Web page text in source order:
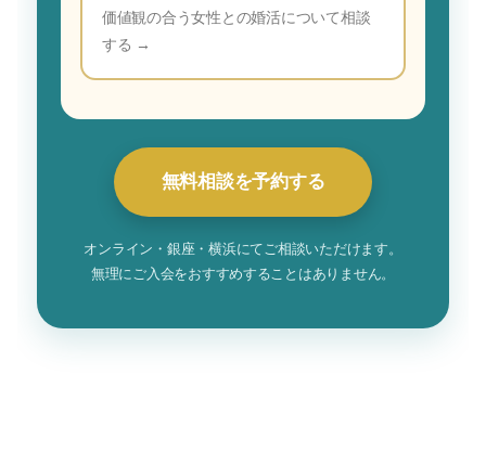
価値観の合う女性との婚活について相談
する →
無料相談を予約する
オンライン・銀座・横浜にてご相談いただけます。
無理にご入会をおすすめすることはありません。